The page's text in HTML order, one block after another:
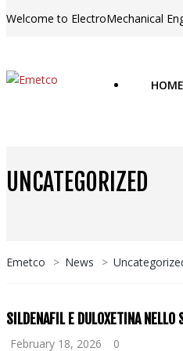
Welcome to ElectroMechanical
HOME
UNCATEGORIZED
Emetco > News >
SILDENAFIL E DULOXETINA NELLO
February 18, 2026 0